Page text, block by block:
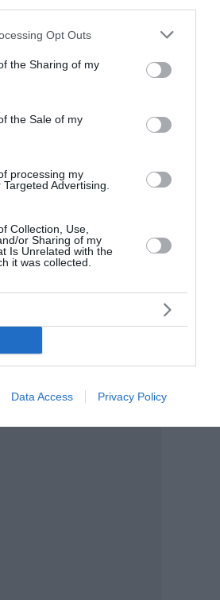
app uses one or more Google
usage behaviour. You may click to
Google and its third-party tags to
specified purposes in below Google
Opt Outs
the Sharing of my
the Sale of my
processing my
Advertising.
Collection, Use,
or Sharing of my
Is Unrelated with the
it was collected.
Data Access Privacy Policy
και πρώην μοντέλο Μπενού
της σε διαδικτυακό
ότι το κολιέ που φοράει
στ...
2026 Media